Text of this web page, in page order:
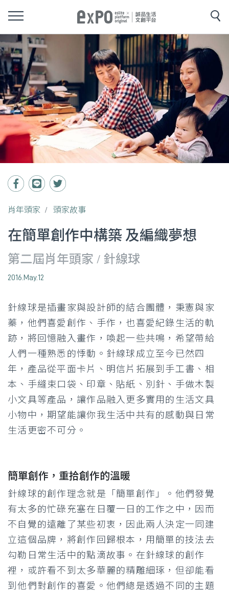
肖年頭家 頭家故事
在簡單創作中構築 及編織夢想
第二屆肖年頭家 / 針線球
2016.May.12
針線球是插畫家與設計師的結合團體，秉憲與家
蓁，他們喜愛創作、手作，也喜愛紀錄生活的軌
跡，將回憶融入畫作，喚起一些共鳴，希望帶給
人們一種熟悉的悸動。針線球成立至今已然四
年，產品從平面卡片、明信片拓展到手工書、相
本、手縫束口袋、印章、貼紙、別針、手做木製
小文具等產品，讓作品融入更多實用的生活文具
小物中，期望能讓你我生活中共有的感動與日常
生活更密不可分。
簡單創作，重拾創作的溫暖
針線球的創作理念就是「簡單創作」。他們發覺
有太多的忙碌充塞在日覆一日的工作之中，因而
不自覺的遠離了某些初衷，因此兩人決定一同建
立這個品牌，將創作回歸根本，用簡單的技法去
勾勒日常生活中的點滴故事。在針線球的創作
裡，或許看不到太多華麗的精雕細琢，但卻能看
到他們對創作的喜愛。他們總是透過不同的主題